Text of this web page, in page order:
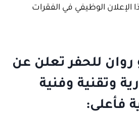
الإعلان الوظيفي في الفقرات
روان للحفر تعلن عن
وتقنية وفنية
فأعلى: